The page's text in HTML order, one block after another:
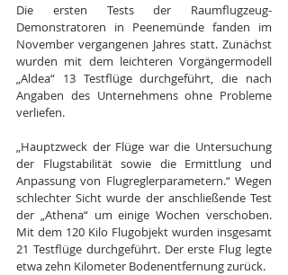
Die ersten Tests der Raumflugzeug-
Demonstratoren in Peenemünde fanden im
November vergangenen Jahres statt. Zunächst
wurden mit dem leichteren Vorgängermodell
„Aldea“ 13 Testflüge durchgeführt, die nach
Angaben des Unternehmens ohne Probleme
verliefen.
„Hauptzweck der Flüge war die Untersuchung
der Flugstabilität sowie die Ermittlung und
Anpassung von Flugreglerparametern.“ Wegen
schlechter Sicht wurde der anschließende Test
der „Athena“ um einige Wochen verschoben.
Mit dem 120 Kilo Flugobjekt wurden insgesamt
21 Testflüge durchgeführt. Der erste Flug legte
etwa zehn Kilometer Bodenentfernung zurück.